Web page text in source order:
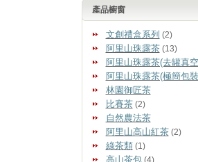
產品櫥窗
文創禮盒系列 (2)
阿里山珠露茶(13)
阿里山珠露茶(去罐真
阿里山珠露茶(極簡包
林園御匠茶
比賽茶(2)
自然農法茶
阿里山高山紅茶(2)
綠茶類 (1)
高山茶包(4)